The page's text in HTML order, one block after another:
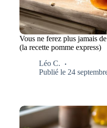
Vous ne ferez plus jamais
(la recette pomme express)
Léo C.
Publié le 24